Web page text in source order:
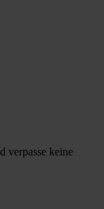
verpasse keine